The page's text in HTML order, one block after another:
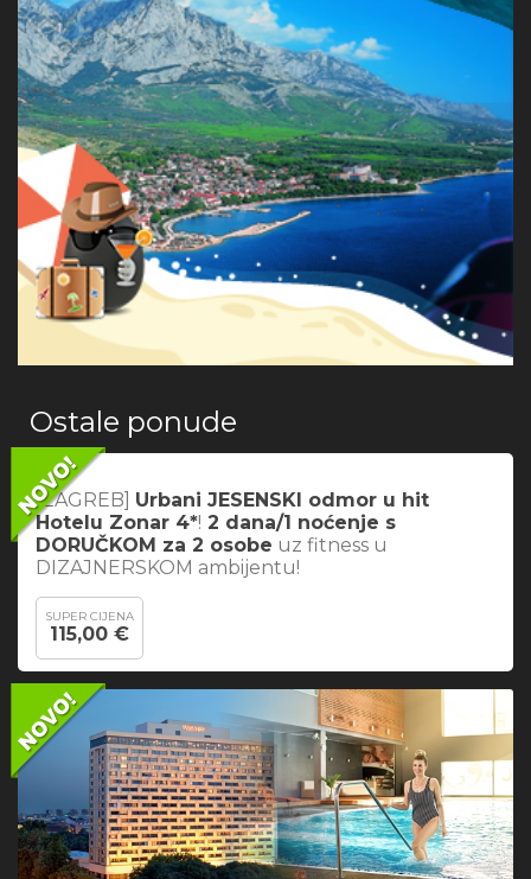
Ostale ponude
[ZAGREB] Urbani JESENSKI odmor u hit
Hotelu Zonar 4*! 2 dana/1 noćenje s
DORUČKOM za 2 osobe uz fitness u
DIZAJNERSKOM ambijentu!
SUPER CIJENA
115,00 €